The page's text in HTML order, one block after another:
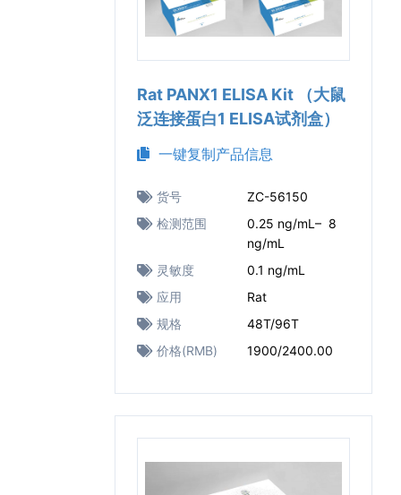
Rat PANX1 ELISA Kit （大鼠
泛连接蛋白1 ELISA试剂盒）
一键复制产品信息
货号
ZC-56150
检测范围
0.25 ng/mL– 8
ng/mL
灵敏度
0.1 ng/mL
应用
Rat
规格
48T/96T
价格(RMB)
1900/2400.00